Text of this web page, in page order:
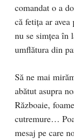
comandat o a
că fetița ar
nu se simțea în
umflătura din
Să ne mai
abătut asupra
Războaie,
cutremure…
mesaj pe care